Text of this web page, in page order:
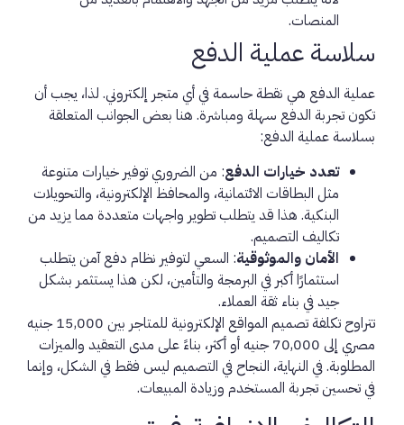
المنصات.
سلاسة عملية الدفع
عملية الدفع هي نقطة حاسمة في أي متجر إلكتروني. لذا، يجب أن
تكون تجربة الدفع سهلة ومباشرة. هنا بعض الجوانب المتعلقة
بسلاسة عملية الدفع:
تعدد خيارات الدفع: من الضروري توفير خيارات متنوعة
مثل البطاقات الائتمانية، والمحافظ الإلكترونية، والتحويلات
البنكية. هذا قد يتطلب تطوير واجهات متعددة مما يزيد من
تكاليف التصميم.
الأمان والموثوقية: السعي لتوفير نظام دفع آمن يتطلب
استثمارًا أكبر في البرمجة والتأمين، لكن هذا يستثمر بشكل
جيد في بناء ثقة العملاء.
تتراوح تكلفة تصميم المواقع الإلكترونية للمتاجر بين 15,000 جنيه
مصري إلى 70,000 جنيه أو أكثر، بناءً على مدى التعقيد والميزات
المطلوبة. في النهاية، النجاح في التصميم ليس فقط في الشكل، وإنما
في تحسين تجربة المستخدم وزيادة المبيعات.